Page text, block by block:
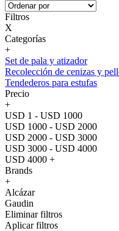
Filtros
X
Categorías
+
Set de pala y atizador
Recolección de cenizas y
Tendederos para estufas
Precio
+
USD 1 - USD 1000
USD 1000 - USD 2000
USD 2000 - USD 3000
USD 3000 - USD 4000
USD 4000 +
Brands
+
Alcázar
Gaudin
Eliminar filtros
Aplicar filtros